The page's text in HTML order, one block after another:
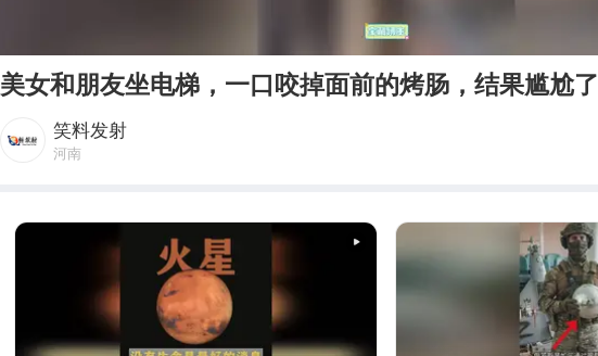
美女和朋友坐电梯，一口咬掉面前的烤肠，结果尴尬了
笑料发射
河南